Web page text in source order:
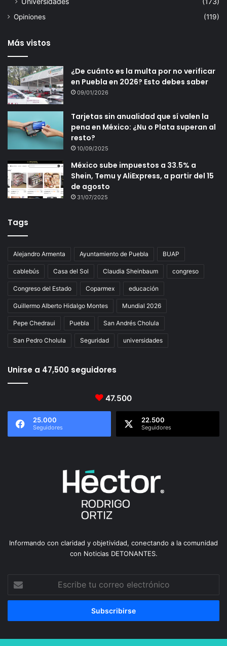
Opiniones (119)
Más vistos
¿De cuánto es la multa por no verificar
en Puebla en 2026? Esto debes saber
09/01/2026
Tarjetas sin anualidad que sí valen la
pena en México: ¿Nu o Plata superan al
resto?
10/09/2025
México sube impuestos a 33.5% a
Shein, Temu y AliExpress, a partir del 15
de agosto
31/07/2025
Tags
Alejandro Armenta Ayuntamiento de Puebla BUAP
cablebús Casa del Sol Claudia Sheinbaum congreso
Congreso del Estado Coparmex educación
Guillermo Alberto Hidalgo Montes Mundial 2026
Pepe Chedraui Puebla San Andrés Cholula
San Pedro Cholula Seguridad universidades
Unirse a 47,500 seguidores
47.500
25.000
Seguidores
22.500
Seguidores
Informando con claridad y objetividad, conectando a la comunidad
con Noticias DETONANTES.
tu
correo